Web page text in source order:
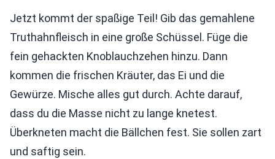
Jetzt kommt der spaßige Teil! Gib das gemahlene
Truthahnfleisch in eine große Schüssel. Füge die
fein gehackten Knoblauchzehen hinzu. Dann
kommen die frischen Kräuter, das Ei und die
Gewürze. Mische alles gut durch. Achte darauf,
dass du die Masse nicht zu lange knetest.
Überkneten macht die Bällchen fest. Sie sollen zart
und saftig sein.